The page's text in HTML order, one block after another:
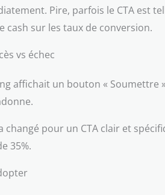
Pire, parfois le CTA est
cash sur les taux de conversion.
vs échec
affichait un bouton «
changé pour un CTA clair et
35%.